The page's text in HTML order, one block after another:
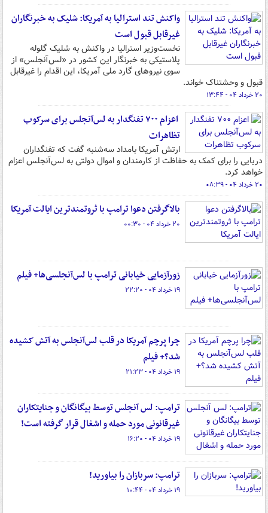
واکنش تند استرالیا به آمریکا: شلیک به خبرنگاران
غیرقابل قبول است
نخست‌وزیر استرالیا در واکنش به شلیک گلوله
پلاستیکی به خبرنگار این کشور در «لس‌آنجلس» از
سوی نیروهای گارد ملی آمریکا، این اقدام را غیرقابل
قبول و وحشتناک خواند.
۲۰ خرداد ۰۴ - ۱۳:۴۴
اعزام ۷۰۰ تفنگدار به لس‌آنجلس برای سرکوب
تظاهرات
ارتش آمریکا بامداد سه‌شنبه گفت که تفنگداران
دریایی را برای کمک به حفاظت از کارمندان و اموال دولتی به لس‌آنجلس اعزام
خواهد کرد.
۲۰ خرداد ۰۴ - ۰۸:۳۹
بالاگرفتن دعوا ترامپ با ثروتمندترین ایالت آمریکا
۲۰ خرداد ۰۴ - ۰۰:۳۰
زورآزمایی خیابانی ترامپ با لس‌آنجلسی‌ها+ فیلم
۱۹ خرداد ۰۴ - ۲۲:۲۰
چرا پرچم آمریکا در قلب لس‌آنجلس به آتش کشیده
شد؟+ فیلم
۱۹ خرداد ۰۴ - ۲۱:۲۳
ترامپ: لس آنجلس توسط بیگانگان و جنایتکاران
غیرقانونی مورد حمله و اشغال قرار گرفته است!
۱۹ خرداد ۰۴ - ۱۶:۲۰
ترامپ: سربازان را بیاورید!
۱۹ خرداد ۰۴ - ۱۰:۴۴